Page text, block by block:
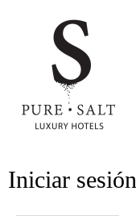
Iniciar sesión